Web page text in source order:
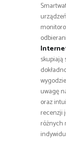
skupiają
uwagę
oraz
recenzji
różnych